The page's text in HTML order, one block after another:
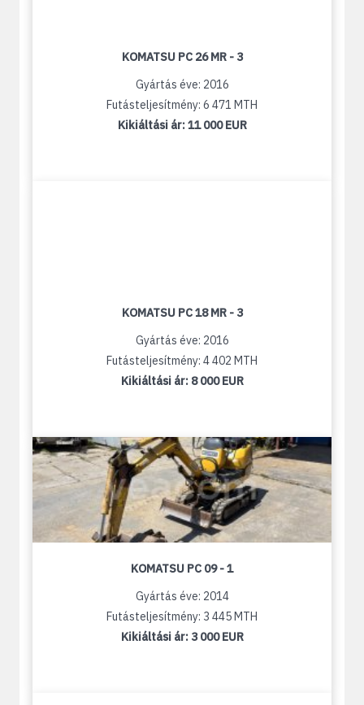
KOMATSU PC 26 MR - 3
Gyártás éve: 2016
Futásteljesítmény: 6 471 MTH
Kikiáltási ár:11 000 EUR
KOMATSU PC 18 MR - 3
Gyártás éve: 2016
Futásteljesítmény: 4 402 MTH
Kikiáltási ár: 8 000 EUR
KOMATSU PC 09 - 1
Gyártás éve: 2014
Futásteljesítmény: 3 445 MTH
Kikiáltási ár: 3 000 EUR